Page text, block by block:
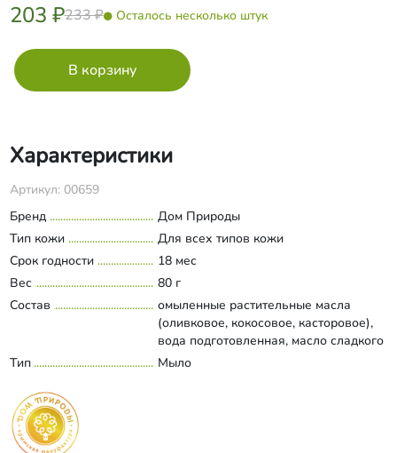
203 ₽233 ₽ Осталось несколько штук
Характеристики
Артикул: 00659
Бренд
Дом Природы
Тип кожи
Для всех типов кожи
Срок годности
18 мес
Вес
80 г
Состав
омыленные растительные масла
(оливковое, кокосовое, касторовое),
вода подготовленная, масло сладкого
миндаля, отвар мелиссы
Развернуть состав
Тип Мыло